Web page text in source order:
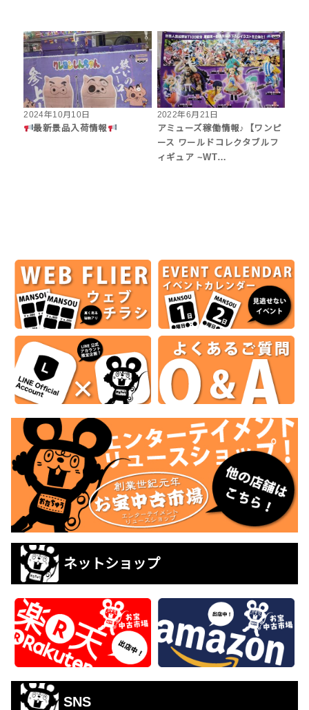
2024年10月10日
最新景品入荷情報
2022年6月21日
アミューズ稼働情報♪【ワンピ
ース ワールドコレクタブルフ
ィギュア ~WT…
ネットショップ
SNS